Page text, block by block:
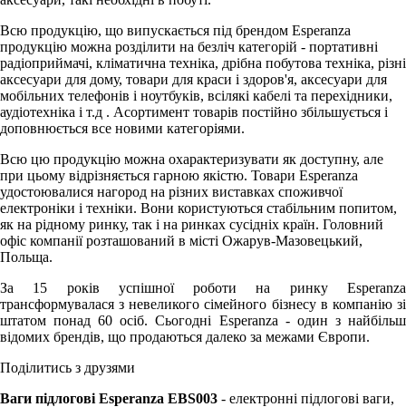
Всю продукцію, що випускається під брендом Esperanza
продукцію можна розділити на безліч категорій - портативні
радіоприймачі, кліматична техніка, дрібна побутова техніка, різні
аксесуари для дому, товари для краси і здоров'я, аксесуари для
мобільних телефонів і ноутбуків, всілякі кабелі та перехідники,
аудіотехніка і т.д . Асортимент товарів постійно збільшується і
доповнюється все новими категоріями.
Всю цю продукцію можна охарактеризувати як доступну, але
при цьому відрізняється гарною якістю. Товари Esperanza
удостоювалися нагород на різних виставках споживчої
електроніки і техніки. Вони користуються стабільним попитом,
як на рідному ринку, так і на ринках сусідніх країн. Головний
офіс компанії розташований в місті Ожарув-Мазовецький,
Польща.
За 15 років успішної роботи на ринку Esperanza
трансформувалася з невеликого сімейного бізнесу в компанію зі
штатом понад 60 осіб. Сьогодні Esperanza - один з найбільш
відомих брендів, що продаються далеко за межами Європи.
Поділитись з друзями
Ваги підлогові Esperanza EBS003 - електронні підлогові ваги,